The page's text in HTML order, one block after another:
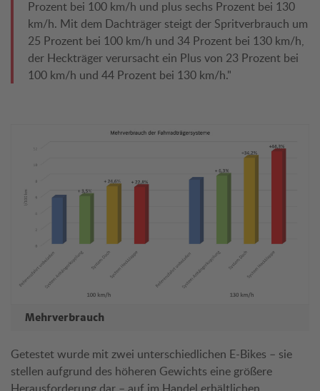
Prozent bei 100 km/h und plus sechs Prozent bei 130
km/h. Mit dem Dachträger steigt der Spritverbrauch um
25 Prozent bei 100 km/h und 34 Prozent bei 130 km/h,
der Heckträger verursacht ein Plus von 23 Prozent bei
100 km/h und 44 Prozent bei 130 km/h."
Mehrverbrauch
Getestet wurde mit zwei unterschiedlichen E-Bikes – sie
stellen aufgrund des höheren Gewichts eine größere